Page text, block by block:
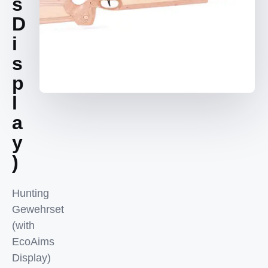
D
i
s
p
l
a
y
)
Hunting
Gewehrset
(with
EcoAims
Display)